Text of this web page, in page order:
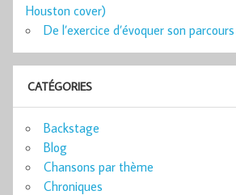
Houston cover)
De l’exercice d’évoquer son
CATÉGORIES
Backstage
Blog
Chansons par thème
Chroniques